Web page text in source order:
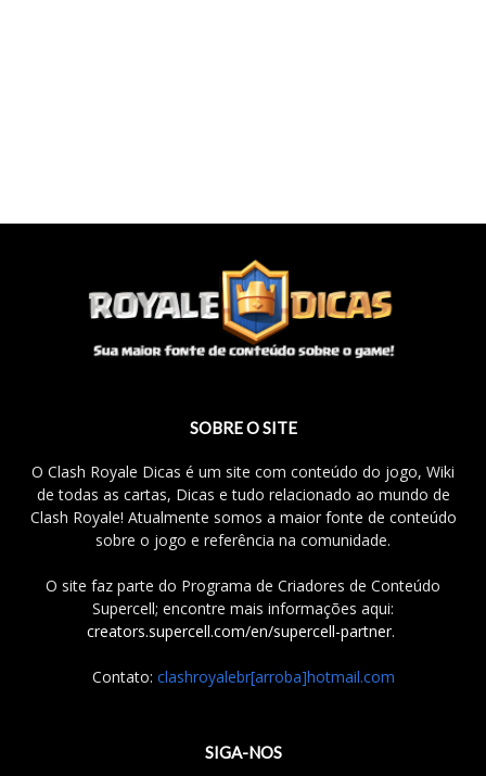
SOBRE O SITE
O Clash Royale Dicas é um site com conteúdo do jogo, Wiki
de todas as cartas, Dicas e tudo relacionado ao mundo de
Clash Royale! Atualmente somos a maior fonte de conteúdo
sobre o jogo e referência na comunidade.
O site faz parte do Programa de Criadores de Conteúdo
Supercell; encontre mais informações aqui:
creators.supercell.com/en/supercell-partner.
Contato: clashroyalebr[arroba]hotmail.com
SIGA-NOS